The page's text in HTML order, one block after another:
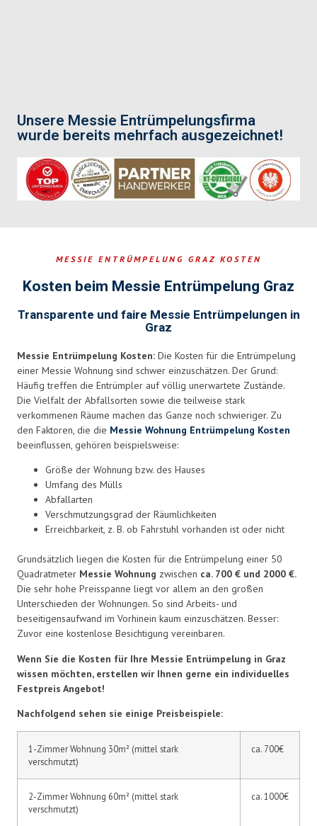
Unsere Messie Entrümpelungsfirma
wurde bereits mehrfach ausgezeichnet!
MESSIE ENTRÜMPELUNG GRAZ KOSTEN
Kosten beim Messie Entrümpelung Graz
Transparente und faire Messie Entrümpelungen in
Graz
Messie Entrümpelung Kosten: Die Kosten für die Entrümpelung
einer Messie Wohnung sind schwer einzuschätzen. Der Grund:
Häufig treffen die Entrümpler auf völlig unerwartete Zustände.
Die Vielfalt der Abfallsorten sowie die teilweise stark
verkommenen Räume machen das Ganze noch schwieriger. Zu
den Faktoren, die die Messie Wohnung Entrümpelung Kosten
beeinflussen, gehören beispielsweise:
Größe der Wohnung bzw. des Hauses
Umfang des Mülls
Abfallarten
Verschmutzungsgrad der Räumlichkeiten
Erreichbarkeit, z. B. ob Fahrstuhl vorhanden ist oder nicht
Grundsätzlich liegen die Kosten für die Entrümpelung einer 50
Quadratmeter Messie Wohnung zwischen ca. 700 € und 2000 €.
Die sehr hohe Preisspanne liegt vor allem an den großen
Unterschieden der Wohnungen. So sind Arbeits- und
beseitigensaufwand im Vorhinein kaum einzuschätzen. Besser:
Zuvor eine kostenlose Besichtigung vereinbaren.
Wenn Sie die Kosten für Ihre Messie Entrümpelung in Graz
wissen möchten, erstellen wir Ihnen gerne ein individuelles
Festpreis Angebot!
Nachfolgend sehen sie einige Preisbeispiele:
1-Zimmer Wohnung 30m² (mittel stark
verschmutzt)
ca. 700€
2-Zimmer Wohnung 60m² (mittel stark
verschmutzt)
ca. 1000€